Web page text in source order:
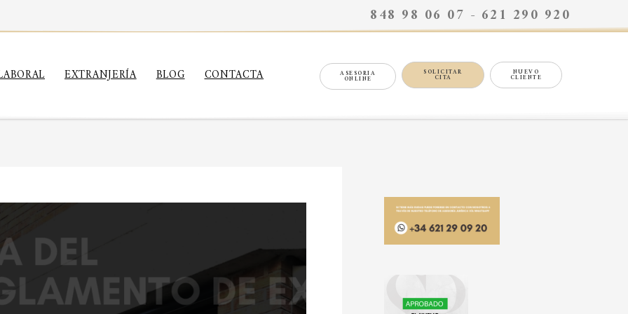
848 98 06 07 - 621 290 920
EXTRANJERÍA BLOG CONTACTA ASESORIA
ONLINE
SOLICITAR
CITA
NUEVO
CLIENTE